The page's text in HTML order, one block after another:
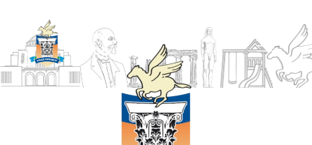
ΔΗΜΟΣ
ΚΟΡΙΝΘΙΩΝ